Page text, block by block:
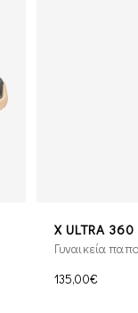
X ULTRA 360
Γυναικεία
135,00€